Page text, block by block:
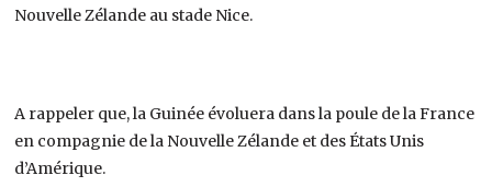
Nouvelle Zélande au stade Nice.
A rappeler que, la Guinée évoluera dans la poule de la France
en compagnie de la Nouvelle Zélande et des États Unis
d’Amérique.